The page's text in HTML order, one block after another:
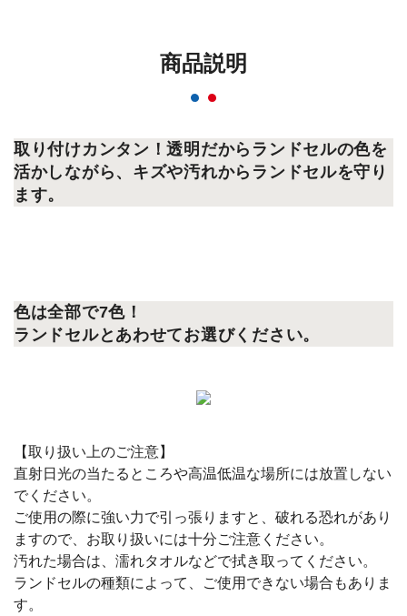
商品説明
取り付けカンタン！透明だからランドセルの色を
活かしながら、キズや汚れからランドセルを守り
ます。
色は全部で7色！
ランドセルとあわせてお選びください。
【取り扱い上のご注意】
直射日光の当たるところや高温低温な場所には放置しない
でください。
ご使用の際に強い力で引っ張りますと、破れる恐れがあり
ますので、お取り扱いには十分ご注意ください。
汚れた場合は、濡れタオルなどで拭き取ってください。
ランドセルの種類によって、ご使用できない場合もありま
す。